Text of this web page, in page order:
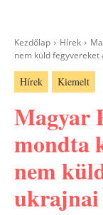
Kezdőlap Hírek
nem küld
Hírek Kiemelt
Magyar
mondta
nem